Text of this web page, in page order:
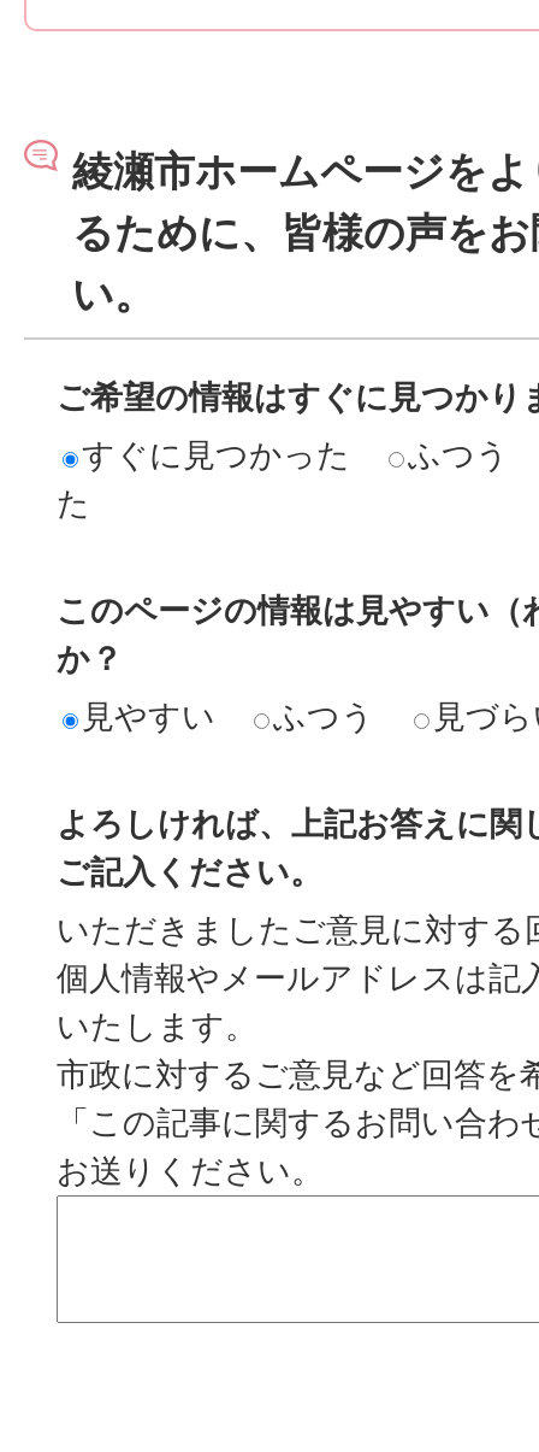
綾瀬市ホームページを
るために、皆様の声を
い。
ご希望の情報はすぐに見つかり
すぐに見つかった
ふつう
た
このページの情報は見やすい
か？
見やすい
ふつう 見づ
よろしければ、上記お答えに関
ご記入ください。
いただきましたご意見に対する
個人情報やメールアドレスは記
いたします。
市政に対するご意見など回答を
「この記事に関するお問い合
お送りください。